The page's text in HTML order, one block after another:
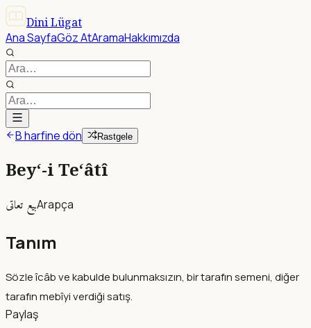
Dini Lügat
Ana SayfaGöz AtAramaHakkımızda
B harfine dön Rastgele
Bey‘-i Te‘âtî
بيع تعاتىArapça
Tanım
Sözle îcâb ve kabulde bulunmaksızın, bir tarafın semeni, diğer
tarafın mebîyi verdiği satış.
Paylaş